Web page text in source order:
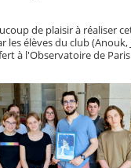
de plaisir à réaliser
les élèves du club (Anouk,
à l'Observatoire de